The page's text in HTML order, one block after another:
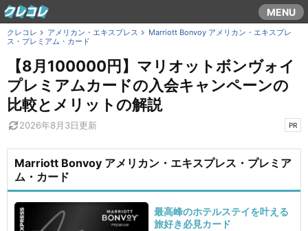
コ
ン
テ
ま
で
ス
キ
MENU
クレコレ アメリカン・エキスプレス
Marriott Bonvoy アメリカン・エキスプレ
ス・プレミアム・カード
【8月100000円】マリオットボンヴォイ
プレミアムカードの入会キャンペーンの
比較とメリットの解説
2026年8月3日更新 PR
Marriott Bonvoy アメリカン・エキスプレス・プレミア
ム・カード
最高峰のホテルステイを叶える
旅好き必見カード